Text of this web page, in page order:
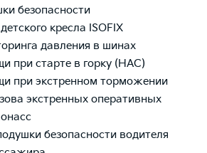
безопасности
кресла ISOFIX
давления в шинах
при старте в горку (HAC)
при экстренном торможении
экстренных оперативных
безопасности водителя